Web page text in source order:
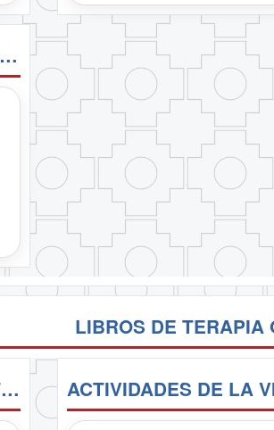
TRATAMIENTO NEUROFISIOLÓGICO EN PARALISIS CEREBRAL - BOBHAT
LIBROS DE TERAPIA
ACTIVIDADES ARTÍSTICAS Y CREATIVAS EN TERAPIA OCUPACIONAL - ANA HERNÁNDEZ MERINO